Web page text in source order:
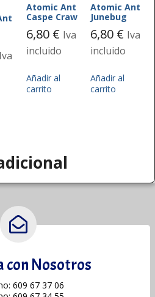
Iva
Atomic Ant
Caspe Craw
6,80 € Iva
incluido
Añadir al
carrito
Atomic Ant
Junebug
6,80 € Iva
incluido
Añadir al
carrito
con Nosotros
609 67 37 06